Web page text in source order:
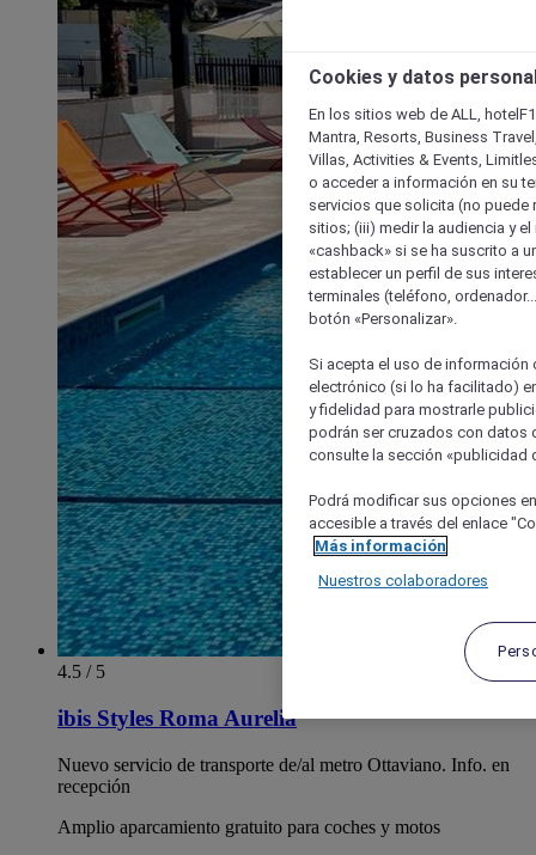
4.5 / 5
ibis Styles Roma Aurelia
Nuevo servicio de transporte de/al metro Ottaviano. Info. en
recepción
Amplio aparcamiento gratuito para coches y motos
Cookies y datos
En los sitios web de ALL,
Mantra, Resorts, Business
Villas, Activities & Events,
o acceder a información en su
servicios que solicita (no puede
sitios; (iii) medir la audiencia y
«cashback» si se ha suscrito a
establecer un perfil de sus
terminales (teléfono,
botón «Personalizar».
Si acepta el uso de
electrónico (si lo ha facilitado)
y fidelidad para mostrarle
podrán ser cruzados con datos
consulte la sección «publicidad
Podrá modificar sus opciones
accesible a través del enlace
Más información
Nuestros colaboradores